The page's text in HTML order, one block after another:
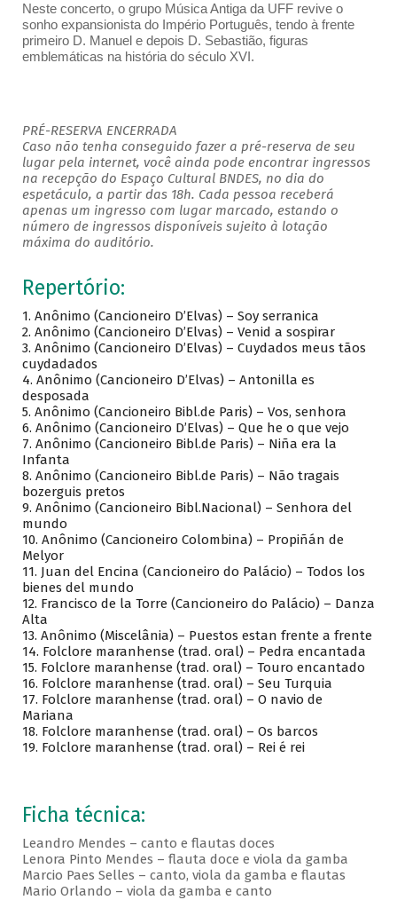
Neste concerto, o grupo Música Antiga da UFF revive o
sonho expansionista do Império Português, tendo à frente
primeiro D. Manuel e depois D. Sebastião, figuras
emblemáticas na história do século XVI.
PRÉ-RESERVA ENCERRADA
Caso não tenha conseguido fazer a pré-reserva de seu
lugar pela internet, você ainda pode encontrar ingressos
na recepção do Espaço Cultural BNDES, no dia do
espetáculo, a partir das 18h. Cada pessoa receberá
apenas um ingresso com lugar marcado, estando o
número de ingressos disponíveis sujeito à lotação
máxima do auditório.
Repertório:
1. Anônimo (Cancioneiro D’Elvas) – Soy serranica
2. Anônimo (Cancioneiro D’Elvas) – Venid a sospirar
3. Anônimo (Cancioneiro D’Elvas) – Cuydados meus tãos
cuydadados
4. Anônimo (Cancioneiro D’Elvas) – Antonilla es
desposada
5. Anônimo (Cancioneiro Bibl.de Paris) – Vos, senhora
6. Anônimo (Cancioneiro D’Elvas) – Que he o que vejo
7. Anônimo (Cancioneiro Bibl.de Paris) – Niña era la
Infanta
8. Anônimo (Cancioneiro Bibl.de Paris) – Não tragais
bozerguis pretos
9. Anônimo (Cancioneiro Bibl.Nacional) – Senhora del
mundo
10. Anônimo (Cancioneiro Colombina) – Propiñán de
Melyor
11. Juan del Encina (Cancioneiro do Palácio) – Todos los
bienes del mundo
12. Francisco de la Torre (Cancioneiro do Palácio) – Danza
Alta
13. Anônimo (Miscelânia) – Puestos estan frente a frente
14. Folclore maranhense (trad. oral) – Pedra encantada
15. Folclore maranhense (trad. oral) – Touro encantado
16. Folclore maranhense (trad. oral) – Seu Turquia
17. Folclore maranhense (trad. oral) – O navio de
Mariana
18. Folclore maranhense (trad. oral) – Os barcos
19. Folclore maranhense (trad. oral) – Rei é rei
Ficha técnica:
Leandro Mendes – canto e flautas doces
Lenora Pinto Mendes – flauta doce e viola da gamba
Marcio Paes Selles – canto, viola da gamba e flautas
Mario Orlando – viola da gamba e canto